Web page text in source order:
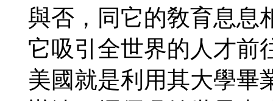
與否，同它的敎育息息
它吸引全世界的人才前
美國就是利用其大學畢